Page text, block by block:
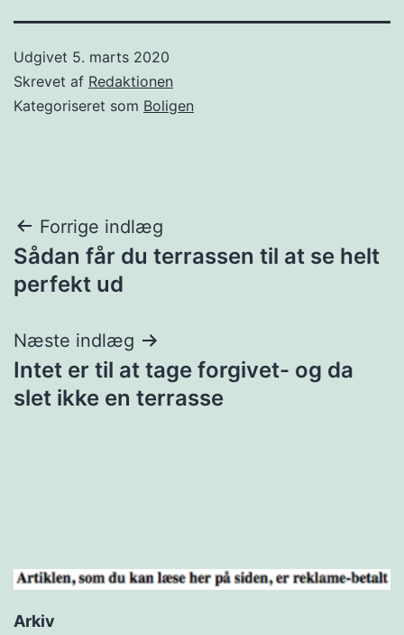
Udgivet 5. marts 2020
Skrevet af Redaktionen
Kategoriseret som Boligen
Indlægsnavigation
Forrige indlæg
Sådan får du terrassen til at se helt
perfekt ud
Næste indlæg
Intet er til at tage forgivet- og da
slet ikke en terrasse
Arkiv